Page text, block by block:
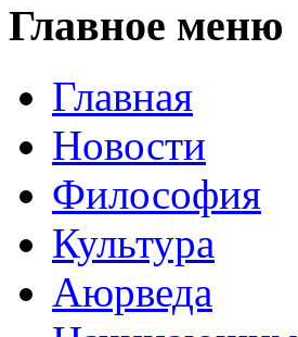
Главное меню
Главная
Новости
Философия
Культура
Аюрведа